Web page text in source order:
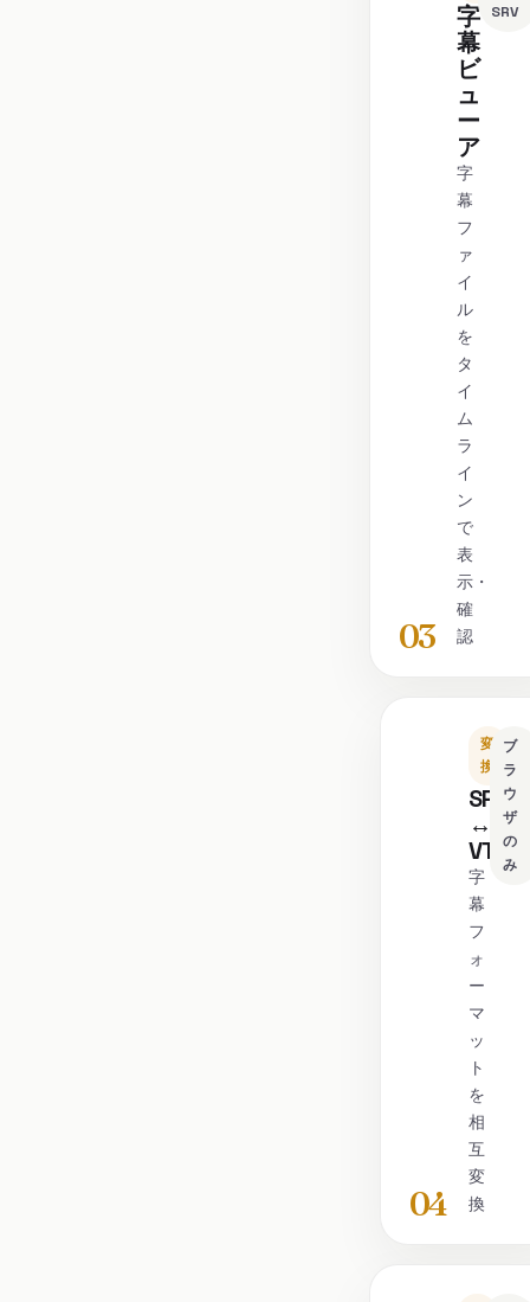
03
字
幕
ビ
ュ
ー
ア
字
幕
フ
ァ
イ
ル
を
タ
イ
ム
ラ
イ
ン
で
表
示・
確
認
SRV
04
変
換
SRT
↔
VTT
字
幕
フ
ォ
ー
マ
ッ
ト
を
相
互
変
換
ブ
ラ
ウ
ザ
の
み